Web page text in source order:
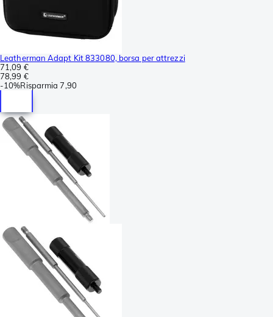
Leatherman Adapt Kit 833080, borsa per attrezzi
71,09 €
78,99 €
-10%Risparmia 7,90